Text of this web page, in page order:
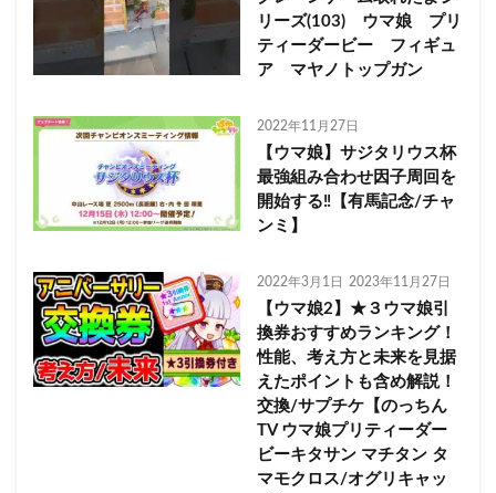
リーズ(103) ウマ娘 プリ
ティーダービー フィギュ
ア マヤノトップガン
2022年11月27日
【ウマ娘】サジタリウス杯
最強組み合わせ因子周回を
開始する‼【有馬記念/チャ
ンミ】
2022年3月1日 2023年11月27日
【ウマ娘2】★３ウマ娘引
換券おすすめランキング！
性能、考え方と未来を見据
えたポイントも含め解説！
交換/サプチケ【のっちん
TV ウマ娘プリティーダー
ビーキタサン マチタン タ
マモクロス/オグリキャッ